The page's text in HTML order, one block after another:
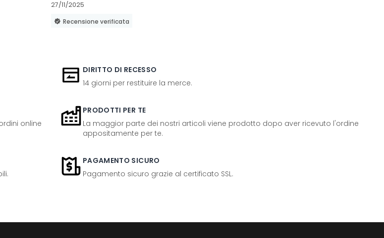
27/11/2025
Recensione verificata
DIRITTO DI RECESSO
14 giorni per restituire la merce.
online
PRODOTTI PER TE
La maggior parte dei nostri articoli viene prodotto dopo aver ricevuto l'ordine
appositamente per te.
PAGAMENTO SICURO
Pagamento sicuro grazie al certificato SSL.